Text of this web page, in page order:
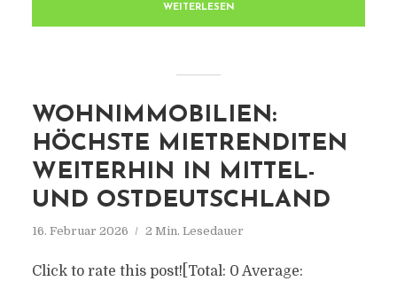
WEITERLESEN
WOHNIMMOBILIEN:
HÖCHSTE MIETRENDITEN
WEITERHIN IN MITTEL-
UND OSTDEUTSCHLAND
16. Februar 2026 2 Min. Lesedauer
Click to rate this post![Total: 0 Average: